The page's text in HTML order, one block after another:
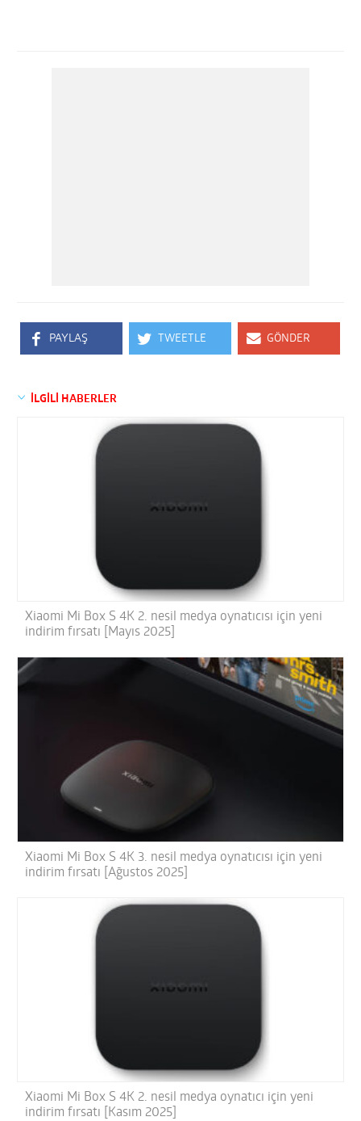
PAYLAŞ TWEETLE GÖNDER
İLGİLİ HABERLER
Xiaomi Mi Box S 4K 2. nesil medya oynatıcısı için yeni
indirim fırsatı [Mayıs 2025]
Xiaomi Mi Box S 4K 3. nesil medya oynatıcısı için yeni
indirim fırsatı [Ağustos 2025]
Xiaomi Mi Box S 4K 2. nesil medya oynatıcı için yeni
indirim fırsatı [Kasım 2025]